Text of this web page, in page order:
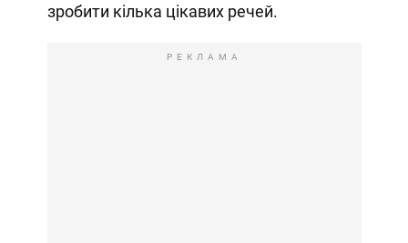
зробити кілька цікавих речей.
РЕКЛАМА